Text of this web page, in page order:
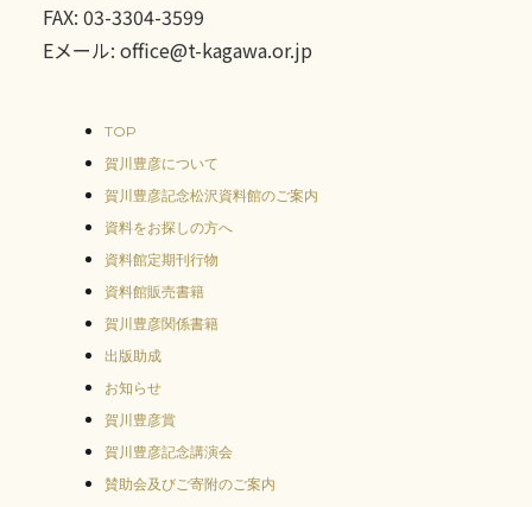
FAX: 03-3304-3599
Eメール: office@t-kagawa.or.jp
TOP
賀川豊彦について
賀川豊彦記念松沢資料館のご案内
資料をお探しの方へ
資料館定期刊行物
資料館販売書籍
賀川豊彦関係書籍
出版助成
お知らせ
賀川豊彦賞
賀川豊彦記念講演会
賛助会及びご寄附のご案内